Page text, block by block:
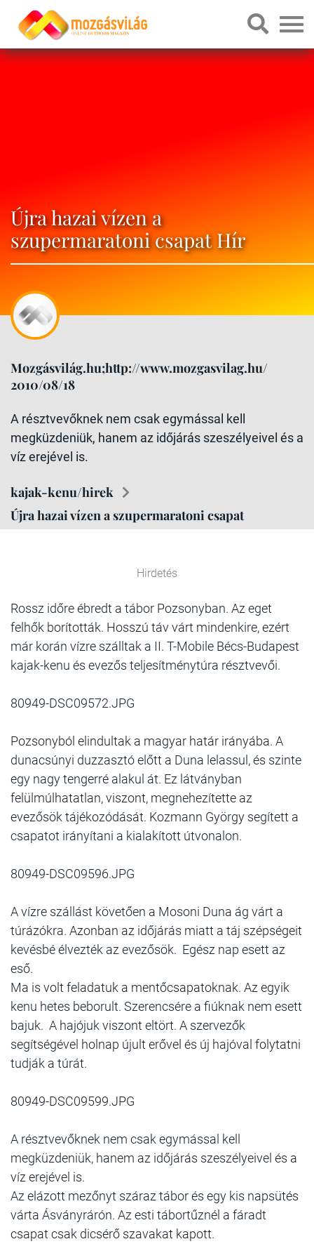
Újra hazai vízen a
szupermaratoni csapat Hír
Mozgásvilág.hu;http://www.mozgasvilag.hu/
2010/08/18
A résztvevőknek nem csak egymással kell
megküzdeniük, hanem az időjárás szeszélyeivel és a
víz erejével is.
kajak-kenu/hirek
Újra hazai vízen a szupermaratoni csapat
Hirdetés
Rossz időre ébredt a tábor Pozsonyban. Az eget
felhők borították. Hosszú táv várt mindenkire, ezért
már korán vízre szálltak a II. T-Mobile Bécs-Budapest
kajak-kenu és evezős teljesítménytúra résztvevői.
80949-DSC09572.JPG
Pozsonyból elindultak a magyar határ irányába. A
dunacsúnyi duzzasztó előtt a Duna lelassul, és szinte
egy nagy tengerré alakul át. Ez látványban
felülmúlhatatlan, viszont, megnehezítette az
evezősök tájékozódását. Kozmann György segített a
csapatot irányítani a kialakított útvonalon.
80949-DSC09596.JPG
A vízre szállást követően a Mosoni Duna ág várt a
túrázókra. Azonban az időjárás miatt a táj szépségeit
kevésbé élvezték az evezősök. Egész nap esett az
eső.
Ma is volt feladatuk a mentőcsapatoknak. Az egyik
kenu hetes beborult. Szerencsére a fiúknak nem esett
bajuk. A hajójuk viszont eltört. A szervezők
segítségével holnap újult erővel és új hajóval folytatni
tudják a túrát.
80949-DSC09599.JPG
A résztvevőknek nem csak egymással kell
megküzdeniük, hanem az időjárás szeszélyeivel és a
víz erejével is.
Az elázott mezőnyt száraz tábor és egy kis napsütés
várta Ásványrárón. Az esti tábortűznél a fáradt
csapat csak dicsérő szavakat kapott.